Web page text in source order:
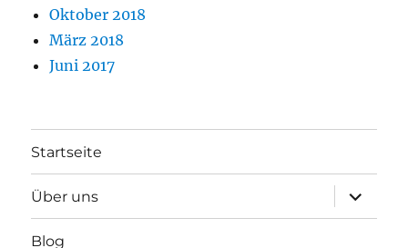
Oktober 2018
März 2018
Juni 2017
Startseite
Über uns
anzeigen
Blog